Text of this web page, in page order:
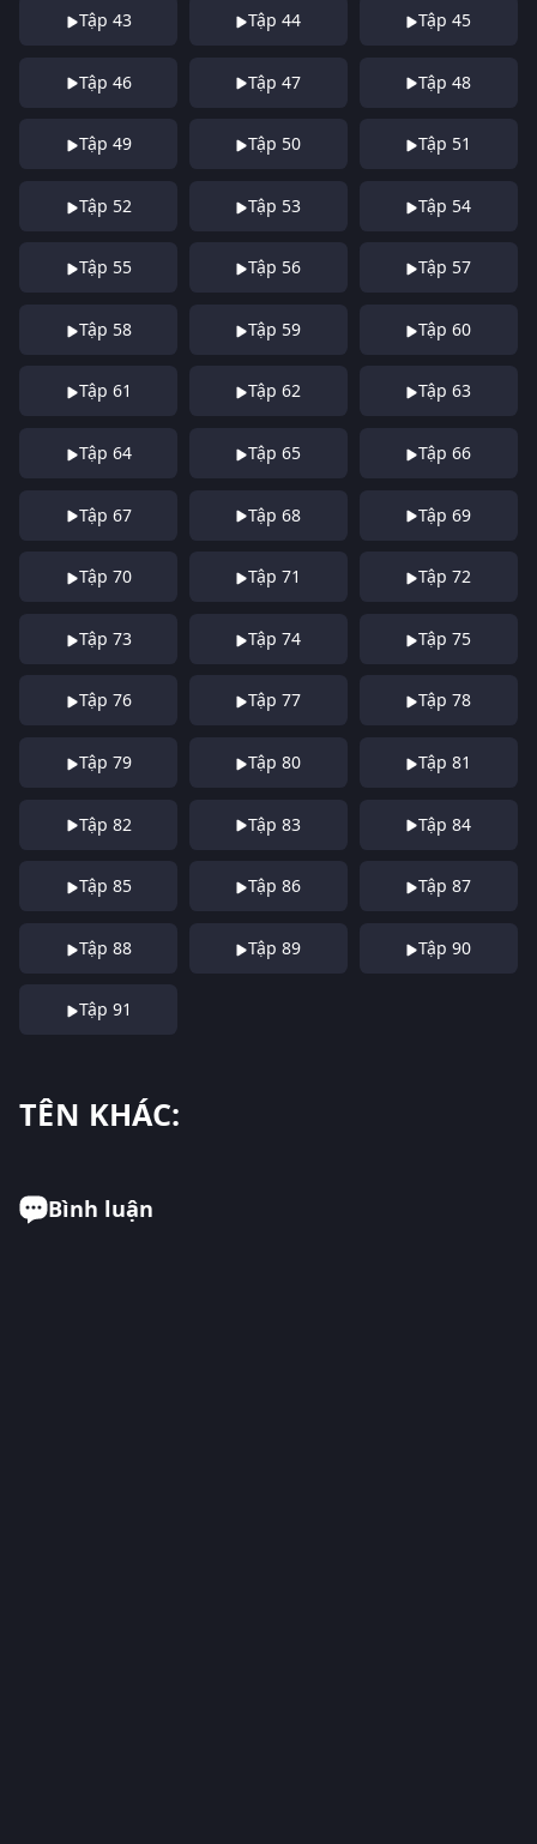
Tập 43 Tập 44 Tập 45
Tập 46 Tập 47 Tập 48
Tập 49 Tập 50 Tập 51
Tập 52 Tập 53 Tập 54
Tập 55 Tập 56 Tập 57
Tập 58 Tập 59 Tập 60
Tập 61 Tập 62 Tập 63
Tập 64 Tập 65 Tập 66
Tập 67 Tập 68 Tập 69
Tập 70 Tập 71 Tập 72
Tập 73 Tập 74 Tập 75
Tập 76 Tập 77 Tập 78
Tập 79 Tập 80 Tập 81
Tập 82 Tập 83 Tập 84
Tập 85 Tập 86 Tập 87
Tập 88 Tập 89 Tập 90
Tập 91
TÊN KHÁC:
Bình luận